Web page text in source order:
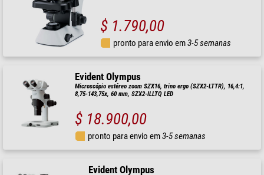
$ 1.790,00
pronto para envio em3-5 semanas
Evident Olympus
Microscópio estéreo zoom SZX16, trino ergo (SZX2-LTTR), 16,4:1,
8,75-143,75x, 60 mm, SZX2-ILLTQ LED
$ 18.900,00
pronto para envio em3-5 semanas
Evident Olympus